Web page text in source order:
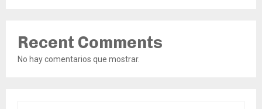
Recent Comments
No hay comentarios que mostrar.